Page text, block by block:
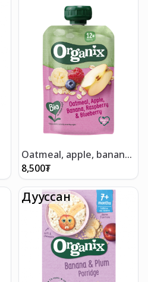
Oatmeal, apple, banana,
raspberry & blueberry /
Овьёос, алим, гадил,
бөөрөлзгөнө, нэрстэй
нухаш 100 гр
8,500₮
Дууссан